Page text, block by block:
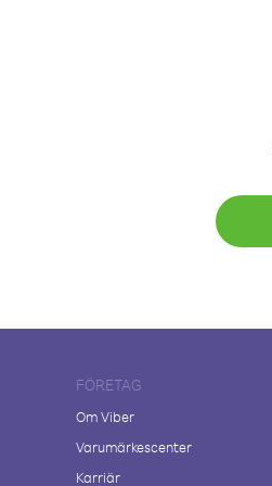
FÖRETAG
Om Viber
Varumärkescenter
Karriär